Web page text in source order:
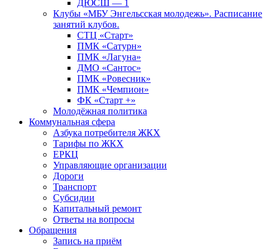
ДЮСШ — 1
Клубы «МБУ Энгельсская молодежь». Расписание
занятий клубов.
СТЦ «Старт»
ПМК «Сатурн»
ПМК «Лагуна»
ДМО «Сантос»
ПМК «Ровесник»
ПМК «Чемпион»
ФК «Старт +»
Молодёжная политика
Коммунальная сфера
Азбука потребителя ЖКХ
Тарифы по ЖКХ
ЕРКЦ
Управляющие организации
Дороги
Транспорт
Субсидии
Капитальный ремонт
Ответы на вопросы
Обращения
Запись на приём